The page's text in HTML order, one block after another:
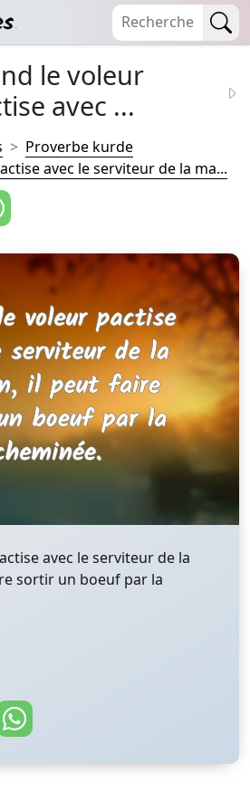
le voleur
avec ...
Proverbe kurde
avec le serviteur de la ma...
avec le serviteur de la
sortir un boeuf par la